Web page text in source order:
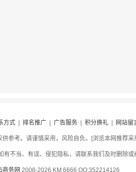
方式| 排名推广| 广告服务| 积分换礼| 网站留
参考。请谨慎采用，风险自负。[浏览本网推荐采
不当、有误、侵犯隐私，请联系我们及时删除
商务网 2008-2026 KM:6666 QQ:352214126